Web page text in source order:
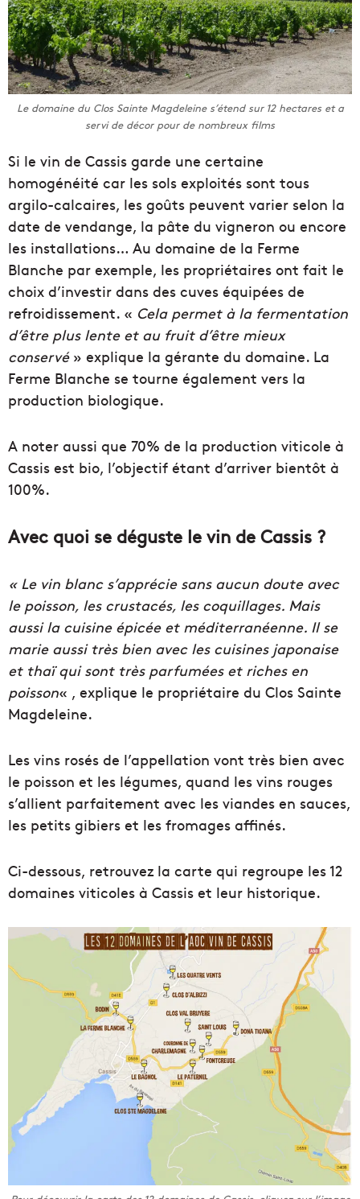
Le domaine du Clos Sainte Magdeleine s’étend sur 12 hectares et a
servi de décor pour de nombreux films
Si le vin de Cassis garde une certaine
homogénéité car les sols exploités sont tous
argilo-calcaires, les goûts peuvent varier selon la
date de vendange, la pâte du vigneron ou encore
les installations… Au domaine de la Ferme
Blanche par exemple, les propriétaires ont fait le
choix d’investir dans des cuves équipées de
refroidissement. « Cela permet à la fermentation
d’être plus lente et au fruit d’être mieux
conservé» explique la gérante du domaine. La
Ferme Blanche se tourne également vers la
production biologique.
A noter aussi que 70% de la production viticole à
Cassis est bio, l’objectif étant d’arriver bientôt à
100%.
Avec quoi se déguste le vin de Cassis ?
« Le vin blanc s’apprécie sans aucun doute avec
le poisson, les crustacés, les coquillages. Mais
aussi la cuisine épicée et méditerranéenne. Il se
marie aussi très bien avec les cuisines japonaise
et thaï qui sont très parfumées et riches en
poisson« , explique le propriétaire du Clos Sainte
Magdeleine.
Les vins rosés de l’appellation vont très bien avec
le poisson et les légumes, quand les vins rouges
s’allient parfaitement avec les viandes en sauces,
les petits gibiers et les fromages affinés.
Ci-dessous, retrouvez la carte qui regroupe les 12
domaines viticoles à Cassis et leur historique.